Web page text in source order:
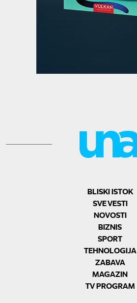
BLISKI ISTOK
SVE VESTI
NOVOSTI
BIZNIS
SPORT
TEHNOLOGIJA
ZABAVA
MAGAZIN
TV PROGRAM